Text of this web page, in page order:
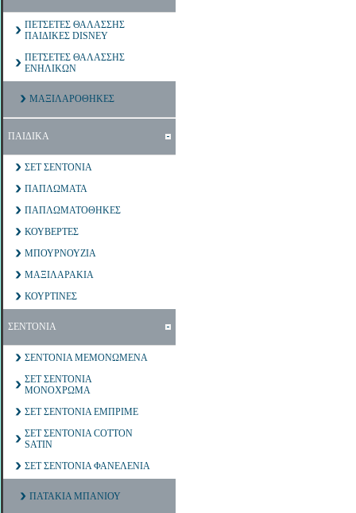
ΠΕΤΣΕΤΕΣ ΘΑΛΑΣΣΗΣ
ΠΑΙΔΙΚΕΣ DISNEY
ΠΕΤΣΕΤΕΣ ΘΑΛΑΣΣΗΣ
ΕΝΗΛΙΚΩΝ
ΜΑΞΙΛΑΡΟΘΗΚΕΣ
ΠΑΙΔΙΚΑ
ΣΕΤ ΣΕΝΤΟΝΙΑ
ΠΑΠΛΩΜΑΤΑ
ΠΑΠΛΩΜΑΤΟΘΗΚΕΣ
ΚΟΥΒΕΡΤΕΣ
ΜΠΟΥΡΝΟΥΖΙΑ
ΜΑΞΙΛΑΡΑΚΙΑ
ΚΟΥΡΤΙΝΕΣ
ΣΕΝΤΟΝΙΑ
ΣΕΝΤΟΝΙΑ ΜΕΜΟΝΩΜΕΝΑ
ΣΕΤ ΣΕΝΤΟΝΙΑ
ΜΟΝΟΧΡΩΜΑ
ΣΕΤ ΣΕΝΤΟΝΙΑ ΕΜΠΡΙΜΕ
ΣΕΤ ΣΕΝΤΟΝΙΑ COTTON
SATIN
ΣΕΤ ΣΕΝΤΟΝΙΑ ΦΑΝΕΛΕΝΙΑ
ΠΑΤΑΚΙΑ ΜΠΑΝΙΟΥ